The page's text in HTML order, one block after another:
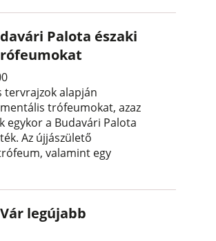
Palota északi
tervrajzok alapján
trófeumokat, azaz
egykor a Budavári Palota
Az újjászülető
valamint egy
legújabb